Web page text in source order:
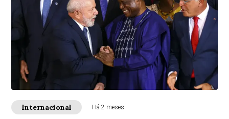
Internacional Há 2 meses